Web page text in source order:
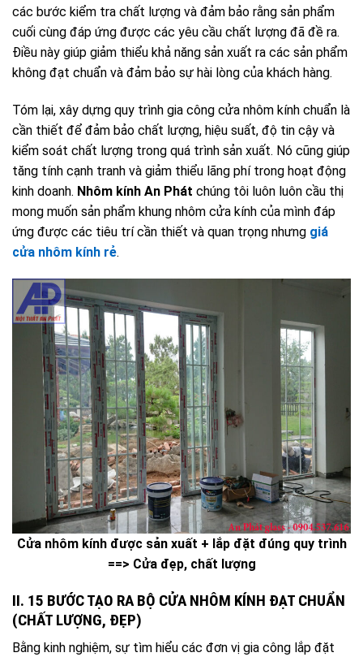
các bước kiểm tra chất lượng và đảm bảo rằng sản phẩm
cuối cùng đáp ứng được các yêu cầu chất lượng đã đề ra.
Điều này giúp giảm thiểu khả năng sản xuất ra các sản phẩm
không đạt chuẩn và đảm bảo sự hài lòng của khách hàng.
Tóm lại, xây dựng quy trình gia công cửa nhôm kính chuẩn là
cần thiết để đảm bảo chất lượng, hiệu suất, độ tin cậy và
kiểm soát chất lượng trong quá trình sản xuất. Nó cũng giúp
tăng tính cạnh tranh và giảm thiểu lãng phí trong hoạt động
kinh doanh. Nhôm kính An Phát chúng tôi luôn luôn cầu thị
mong muốn sản phẩm khung nhôm cửa kính của mình đáp
ứng được các tiêu trí cần thiết và quan trọng nhưng giá
cửa nhôm kính rẻ.
Cửa nhôm kính được sản xuất + lắp đặt đúng quy trình
==> Cửa đẹp, chất lượng
II. 15 BƯỚC TẠO RA BỘ CỬA NHÔM KÍNH ĐẠT CHUẨN
(CHẤT LƯỢNG, ĐẸP)
Bằng kinh nghiệm, sự tìm hiểu các đơn vị gia công lắp đặt